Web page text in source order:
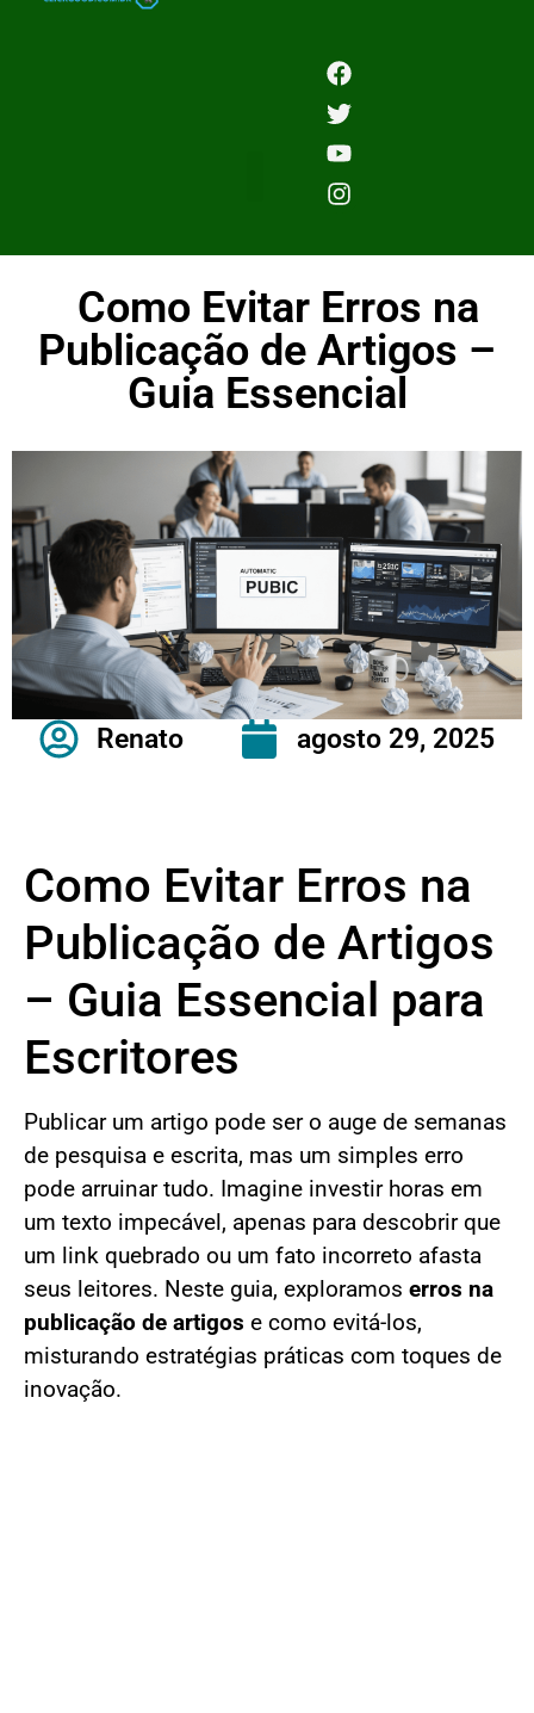
Como Evitar Erros na
Publicação de Artigos –
Guia Essencial
Renato agosto 29, 2025
Como Evitar Erros na
Publicação de Artigos
– Guia Essencial para
Escritores
Publicar um artigo pode ser o auge de semanas
de pesquisa e escrita, mas um simples erro
pode arruinar tudo. Imagine investir horas em
um texto impecável, apenas para descobrir que
um link quebrado ou um fato incorreto afasta
seus leitores. Neste guia, exploramos erros na
publicação de artigos e como evitá-los,
misturando estratégias práticas com toques de
inovação.